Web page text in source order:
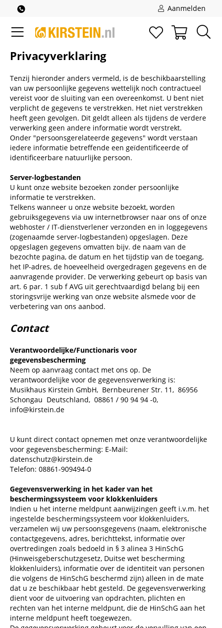
Aanmelden
Privacyverklaring
Tenzij hieronder anders vermeld, is de beschikbaarstelling
van uw persoonlijke gegevens wettelijk noch contractueel
vereist voor de sluiting van een overeenkomst. U bent niet
verplicht de gegevens te verstrekken. Het niet verstrekken
heeft geen gevolgen. Dit geldt alleen als tijdens de verdere
verwerking geen andere informatie wordt verstrekt.
Onder "persoonsgerelateerde gegevens" wordt verstaan
iedere informatie betreffende een geïdentificeerde of
identificeerbare natuurlijke persoon.
Server-logbestanden
U kunt onze website bezoeken zonder persoonlijke
informatie te verstrekken.
Telkens wanneer u onze website bezoekt, worden
gebruiksgegevens via uw internetbrowser naar ons of onze
webhoster / IT-dienstverlener verzonden en in loggegevens
(zogenaamde server-logbestanden) opgeslagen. Deze
opgeslagen gegevens omvatten bijv. de naam van de
bezochte pagina, de datum en het tijdstip van de toegang,
het IP-adres, de hoeveelheid overgedragen gegevens en de
aanvragende provider. De verwerking gebeurt op basis van
art. 6 par. 1 sub f AVG uit gerechtvaardigd belang bij een
storingsvrije werking van onze website alsmede voor de
verbetering van ons aanbod.
Contact
Verantwoordelijke/Functionaris voor
gegevensbescherming
Neem op aanvraag contact met ons op. De
verantwoordelijke voor de gegevensverwerking is:
Musikhaus Kirstein GmbH, Bernbeurener Str. 11, 86956
Schongau Deutschland, 08861 / 90 94 94 -0,
info@kirstein.de
U kunt direct contact opnemen met onze verantwoordelijke
voor gegevensbescherming: E-Mail:
datenschutz@kirstein.de
Telefon: 08861-909494-0
Gegevensverwerking in het kader van het
beschermingssysteem voor klokkenluiders
Indien u het interne meldpunt aanwijzingen geeft i.v.m. het
ingestelde beschermingssysteem voor klokkenluiders,
verzamelen wij uw persoonsgegevens (naam, elektronische
contactgegevens, adres, berichttekst, informatie over
overtredingen zoals bedoeld in § 3 alinea 3 HinSchG
(Hinweisgeberschutzgesetz, Duitse wet bescherming
klokkenluiders), informatie over de identiteit van personen
die volgens de HinSchG beschermd zijn) alleen in de mate
dat u ze beschikbaar hebt gesteld. De gegevensverwerking
dient voor de uitvoering van opdrachten, plichten en
rechten van het interne meldpunt, die de HinSchG aan het
interne meldpunt heeft toegewezen.